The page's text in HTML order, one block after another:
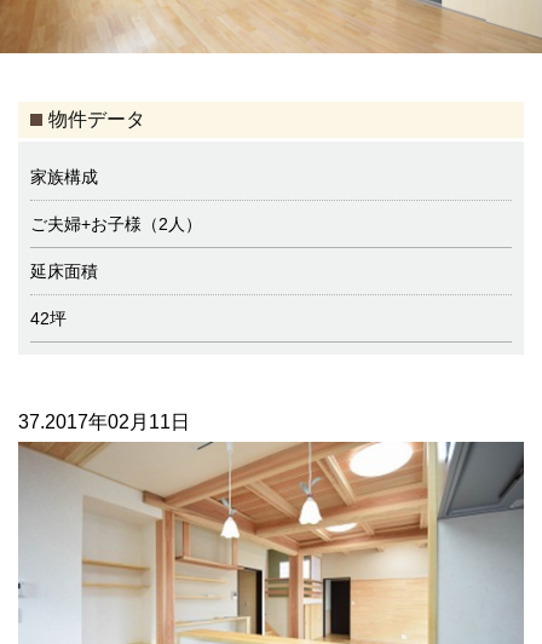
物件データ
家族構成
ご夫婦+お子様（2人）
延床面積
42坪
37.2017年02月11日